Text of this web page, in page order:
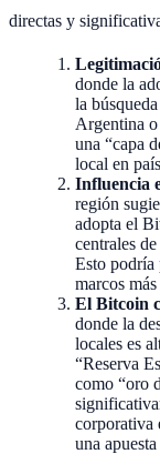
directas y
donde la
la
Argentina
una “capa
local en
Influencia
región
adopta el
centrales
Esto podría
marcos
El Bitcoin
donde la
locales es
“Reserva
como “oro
corporativa
una